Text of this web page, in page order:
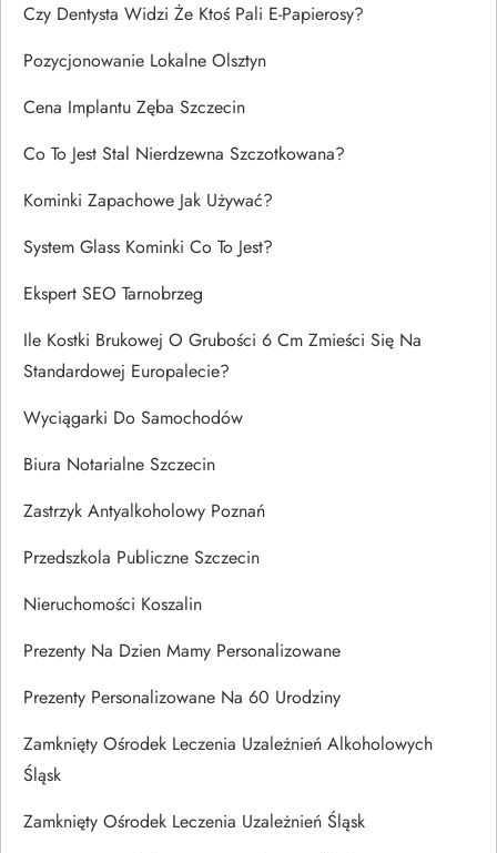
Czy Dentysta Widzi Że Ktoś Pali E-Papierosy?
Pozycjonowanie Lokalne Olsztyn
Cena Implantu Zęba Szczecin
Co To Jest Stal Nierdzewna Szczotkowana?
Kominki Zapachowe Jak Używać?
System Glass Kominki Co To Jest?
Ekspert SEO Tarnobrzeg
Ile Kostki Brukowej O Grubości 6 Cm Zmieści Się Na
Standardowej Europalecie?
Wyciągarki Do Samochodów
Biura Notarialne Szczecin
Zastrzyk Antyalkoholowy Poznań
Przedszkola Publiczne Szczecin
Nieruchomości Koszalin
Prezenty Na Dzien Mamy Personalizowane
Prezenty Personalizowane Na 60 Urodziny
Zamknięty Ośrodek Leczenia Uzależnień Alkoholowych
Śląsk
Zamknięty Ośrodek Leczenia Uzależnień Śląsk